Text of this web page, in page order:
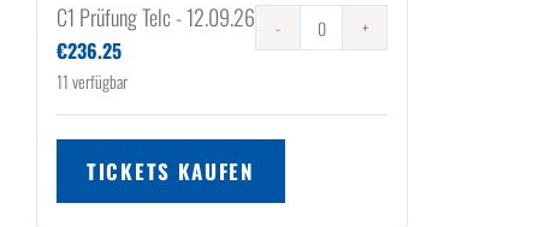
C1 Prüfung Telc - 12.09.26
€236.25
11verfügbar
Anzahl
TICKETS KAUFEN